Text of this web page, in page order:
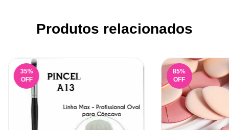
Produtos relacionados
35%
OFF
85%
OFF